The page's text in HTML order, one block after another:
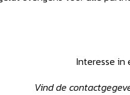
Interesse in
Vind de